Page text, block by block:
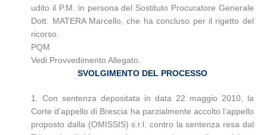
udito il P.M. in persona del Sostituto Procuratore Generale
Dott. MATERA Marcello, che ha concluso per il rigetto del
ricorso.
PQM
Vedi Provvedimento Allegato.
SVOLGIMENTO DEL PROCESSO
1. Con sentenza depositata in data 22 maggio 2010, la
Corte d’appello di Brescia ha parzialmente accolto l’appello
proposto dalla (OMISSIS) s.r.l. contro la sentenza resa dal